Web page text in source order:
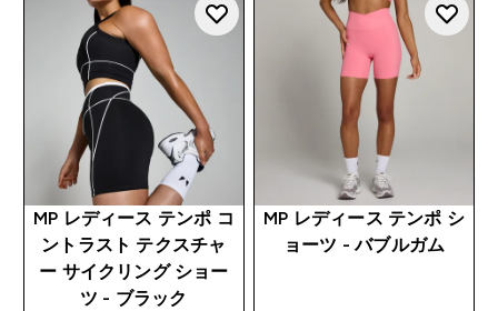
MP レディース テンポ コ
ントラスト テクスチャ
ー サイクリング ショー
ツ - ブラック
MP レディース テンポ シ
ョーツ - バブルガム